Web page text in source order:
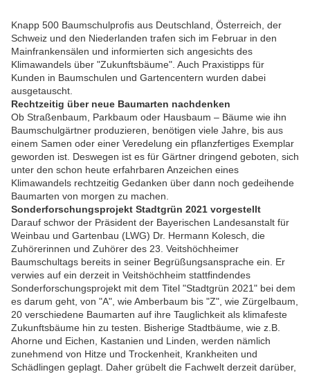
Knapp 500 Baumschulprofis aus Deutschland, Österreich, der
Schweiz und den Niederlanden trafen sich im Februar in den
Mainfrankensälen und informierten sich angesichts des
Klimawandels über "Zukunftsbäume". Auch Praxistipps für
Kunden in Baumschulen und Gartencentern wurden dabei
ausgetauscht.
Rechtzeitig über neue Baumarten nachdenken
Ob Straßenbaum, Parkbaum oder Hausbaum – Bäume wie ihn
Baumschulgärtner produzieren, benötigen viele Jahre, bis aus
einem Samen oder einer Veredelung ein pflanzfertiges Exemplar
geworden ist. Deswegen ist es für Gärtner dringend geboten, sich
unter den schon heute erfahrbaren Anzeichen eines
Klimawandels rechtzeitig Gedanken über dann noch gedeihende
Baumarten von morgen zu machen.
Sonderforschungsprojekt Stadtgrün 2021 vorgestellt
Darauf schwor der Präsident der Bayerischen Landesanstalt für
Weinbau und Gartenbau (LWG) Dr. Hermann Kolesch, die
Zuhörerinnen und Zuhörer des 23. Veitshöchheimer
Baumschultags bereits in seiner Begrüßungsansprache ein. Er
verwies auf ein derzeit in Veitshöchheim stattfindendes
Sonderforschungsprojekt mit dem Titel "Stadtgrün 2021" bei dem
es darum geht, von "A", wie Amberbaum bis "Z", wie Zürgelbaum,
20 verschiedene Baumarten auf ihre Tauglichkeit als klimafeste
Zukunftsbäume hin zu testen. Bisherige Stadtbäume, wie z.B.
Ahorne und Eichen, Kastanien und Linden, werden nämlich
zunehmend von Hitze und Trockenheit, Krankheiten und
Schädlingen geplagt. Daher grübelt die Fachwelt derzeit darüber,